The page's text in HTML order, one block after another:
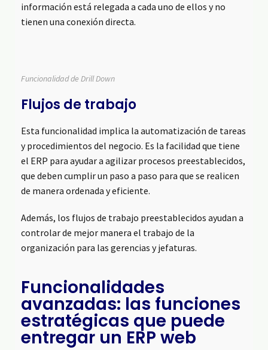
información está relegada a cada uno de ellos y no
tienen una conexión directa.
Funcionalidad de Drill Down
Flujos de trabajo
Esta funcionalidad implica la automatización de tareas
y procedimientos del negocio. Es la facilidad que tiene
el ERP para ayudar a agilizar procesos preestablecidos,
que deben cumplir un paso a paso para que se realicen
de manera ordenada y eficiente.
Además, los flujos de trabajo preestablecidos ayudan a
controlar de mejor manera el trabajo de la
organización para las gerencias y jefaturas.
Funcionalidades
avanzadas: las funciones
estratégicas que puede
entregar un ERP web